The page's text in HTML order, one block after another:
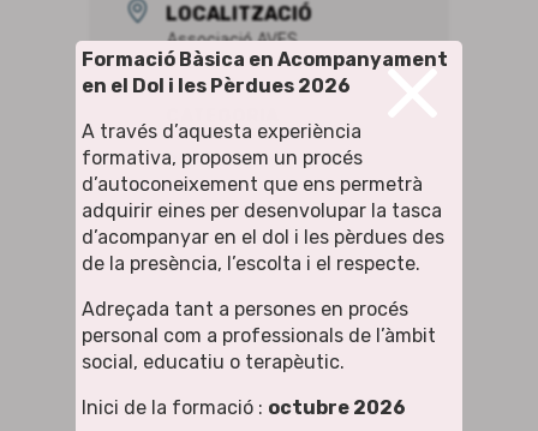
LOCALITZACIÓ
Associació AVES
Tallers
+ Exportar a iCal / Outlook
×
Formació Bàsica en Acompanyament
en el Dol i les Pèrdues 2026
A través d’aquesta experiència
formativa, proposem un procés
d’autoconeixement que ens permetrà
adquirir eines per desenvolupar la tasca
d’acompanyar en el dol i les pèrdues des
de la presència, l’escolta i el respecte.
Adreçada tant a persones en procés
personal com a professionals de l’àmbit
social, educatiu o terapèutic.
Inici de la formació : octubre 2026